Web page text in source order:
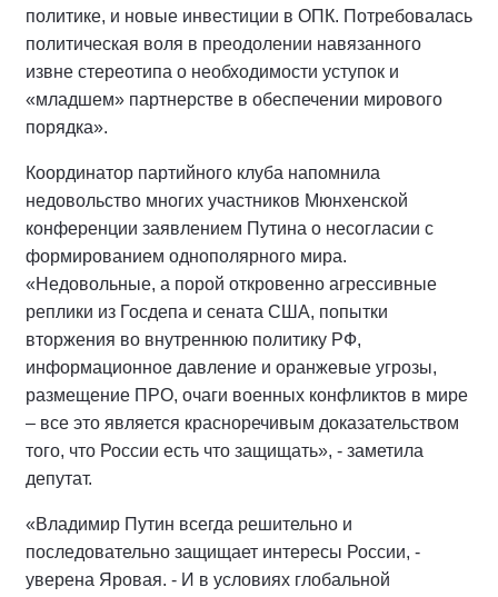
политике, и новые инвестиции в ОПК. Потребовалась
политическая воля в преодолении навязанного
извне стереотипа о необходимости уступок и
«младшем» партнерстве в обеспечении мирового
порядка».
Координатор партийного клуба напомнила
недовольство многих участников Мюнхенской
конференции заявлением Путина о несогласии с
формированием однополярного мира.
«Недовольные, а порой откровенно агрессивные
реплики из Госдепа и сената США, попытки
вторжения во внутреннюю политику РФ,
информационное давление и оранжевые угрозы,
размещение ПРО, очаги военных конфликтов в мире
– все это является красноречивым доказательством
того, что России есть что защищать», - заметила
депутат.
«Владимир Путин всегда решительно и
последовательно защищает интересы России, -
уверена Яровая. - И в условиях глобальной